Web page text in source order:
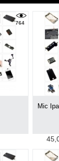
764
Mic